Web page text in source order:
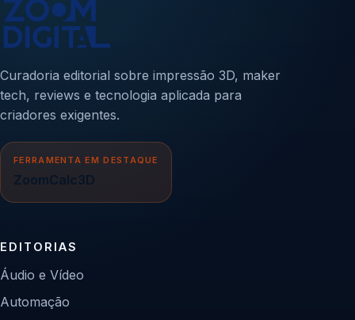
Curadoria editorial sobre impressão 3D, maker
tech, reviews e tecnologia aplicada para
criadores exigentes.
FERRAMENTA EM DESTAQUE
ZoomCalc3D
EDITORIAS
Áudio e Vídeo
Automação